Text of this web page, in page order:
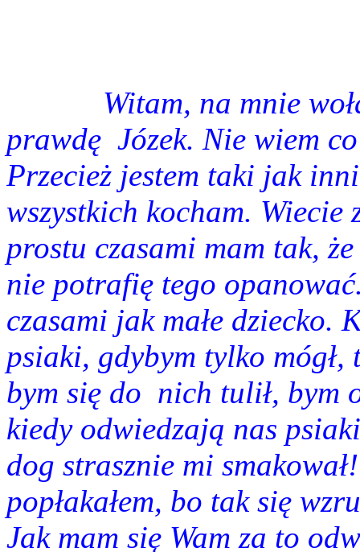
Witam, na mnie
prawdę Józek. Nie wiem
Przecież jestem taki jak
wszystkich kocham. Wiecie
prostu czasami mam tak,
nie potrafię tego
czasami jak małe dziecko.
psiaki, gdybym tylko mógł,
bym się do nich tulił, bym
kiedy odwiedzają nas
dog strasznie mi
popłakałem, bo tak się
Jak mam się Wam za to